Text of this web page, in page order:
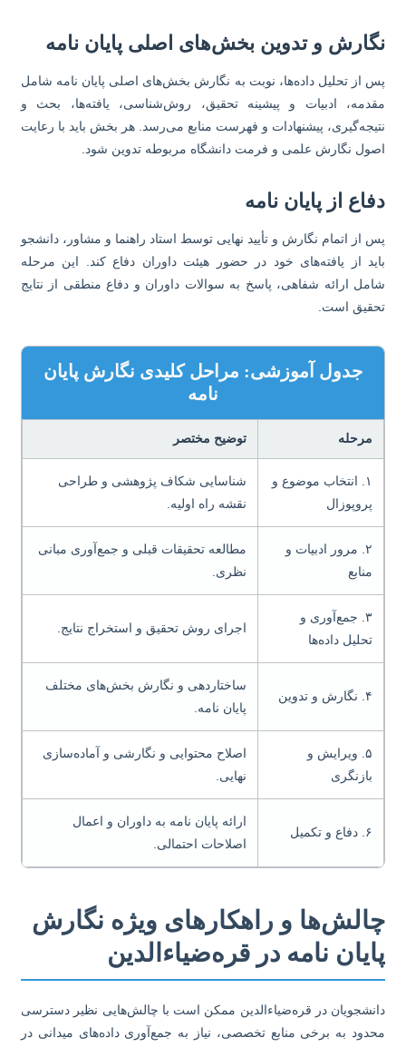
و تدوین بخش‌های اصلی پایان نامه
از تحلیل داده‌ها، نوبت به نگارش بخش‌های اصلی پایان نامه شامل
ادبیات و پیشینه تحقیق، روش‌شناسی، یافته‌ها، بحث و
پیشنهادات و فهرست منابع می‌رسد. هر بخش باید با رعایت
نگارش علمی و فرمت دانشگاه مربوطه تدوین شود.
از پایان نامه
از اتمام نگارش و تأیید نهایی توسط استاد راهنما و مشاور، دانشجو
از یافته‌های خود در حضور هیئت داوران دفاع کند. این مرحله
ارائه شفاهی، پاسخ به سوالات داوران و دفاع منطقی از نتایج
است.
جدول آموزشی: مراحل کلیدی نگارش پایان
نامه
مرحله توضیح مختصر
۱. انتخاب موضوع و
پروپوزال
شناسایی شکاف پژوهشی و طراحی
نقشه راه اولیه.
۲. مرور ادبیات و
مطالعه تحقیقات قبلی و جمع‌آوری مبانی
نظری.
۳. جمع‌آوری و
تحلیل داده‌ها
اجرای روش تحقیق و استخراج نتایج.
ساختاردهی و نگارش بخش‌های مختلف
پایان نامه.
۵. ویرایش و
بازنگری
اصلاح محتوایی و نگارشی و آماده‌سازی
نهایی.
ارائه پایان نامه به داوران و اعمال
اصلاحات احتمالی.
و راهکارهای ویژه نگارش
نامه در قره‌ضیاءالدین
در قره‌ضیاءالدین ممکن است با چالش‌هایی نظیر دسترسی
به برخی منابع تخصصی، نیاز به جمع‌آوری داده‌های میدانی در